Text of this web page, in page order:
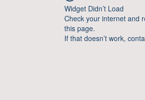
Widget Didn’t Load
Check your internet and
this page.
If that doesn’t work,